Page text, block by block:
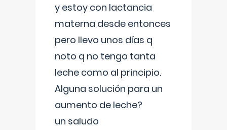
y estoy con lactancia
materna desde entonces
pero llevo unos días q
noto q no tengo tanta
leche como al principio.
Alguna solución para un
aumento de leche?
un saludo